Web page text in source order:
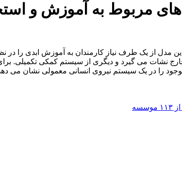
مربوط به آموزش و
مدل از یک طرف نیاز کارمندان به آموزش ابدی را
نشات می گیرد و دیگری از سیستم کمکی تکمیلی.
را در یک سیستم نیروی انسانی معمولی نشان می